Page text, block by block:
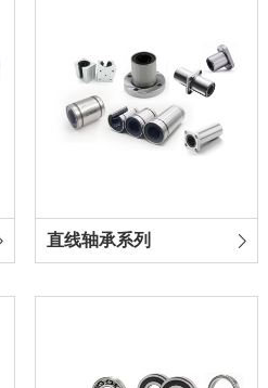
直线轴承系列